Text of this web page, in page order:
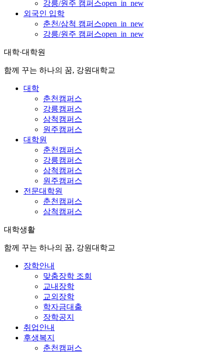
강릉/원주 캠퍼스open_in_new
외국인 입학
춘천/삼척 캠퍼스open_in_new
강릉/원주 캠퍼스open_in_new
대학·대학원
함께 꾸는 하나의 꿈, 강원대학교
대학
춘천캠퍼스
강릉캠퍼스
삼척캠퍼스
원주캠퍼스
대학원
춘천캠퍼스
강릉캠퍼스
삼척캠퍼스
원주캠퍼스
전문대학원
춘천캠퍼스
삼척캠퍼스
대학생활
함께 꾸는 하나의 꿈, 강원대학교
장학안내
맞춤장학 조회
교내장학
교외장학
학자금대출
장학공지
취업안내
후생복지
춘천캠퍼스